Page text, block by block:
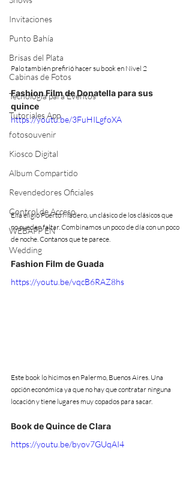
Invitaciones
Punto Bahía
Brisas del Plata
Cabinas de Fotos
Tecnología para Eventos
Tutoriales App
fotosouvenir
Kiosco Digital
Album Compartido
Revendedores Oficiales
Control de Acceso
WEBAPP EN
Wedding
Palo también prefirió hacer su book en Nivel 2
Fashion Film de Donatella para sus
quince
https://youtu.be/3FuHILgfoXA
Ella eligió Puerto Madero, un clásico de los clásicos que
no pueden faltar. Combinamos un poco de día con un poco
de noche. Contanos que te parece.
Fashion Film de Guada
https://youtu.be/vqcB6RAZ8hs
Este book lo hicimos en Palermo, Buenos Aires. Una
opción económica ya que no hay que contratar ninguna
locación y tiene lugares muy copados para sacar.
Book de Quince de Clara
https://youtu.be/byov7GUqAI4